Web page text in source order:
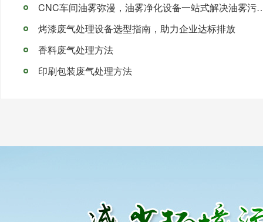
CNC车间油雾弥漫，油
烤漆废气处理设备选型指南，助力企业达标排放
香料废气处理方法
印刷包装废气处理方法